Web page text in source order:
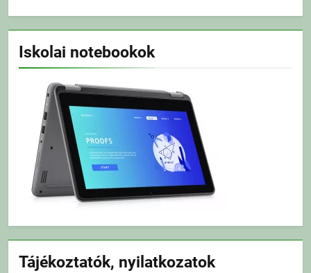
Iskolai notebookok
Tájékoztatók, nyilatkozatok